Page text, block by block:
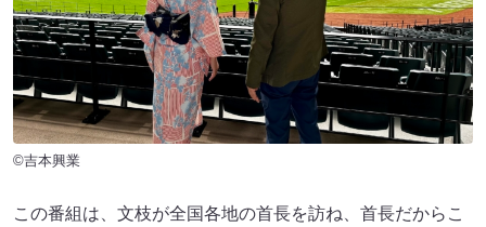
©吉本興業
この番組は、文枝が全国各地の首長を訪ね、首長だからこ